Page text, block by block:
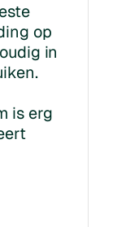
op
in
is erg